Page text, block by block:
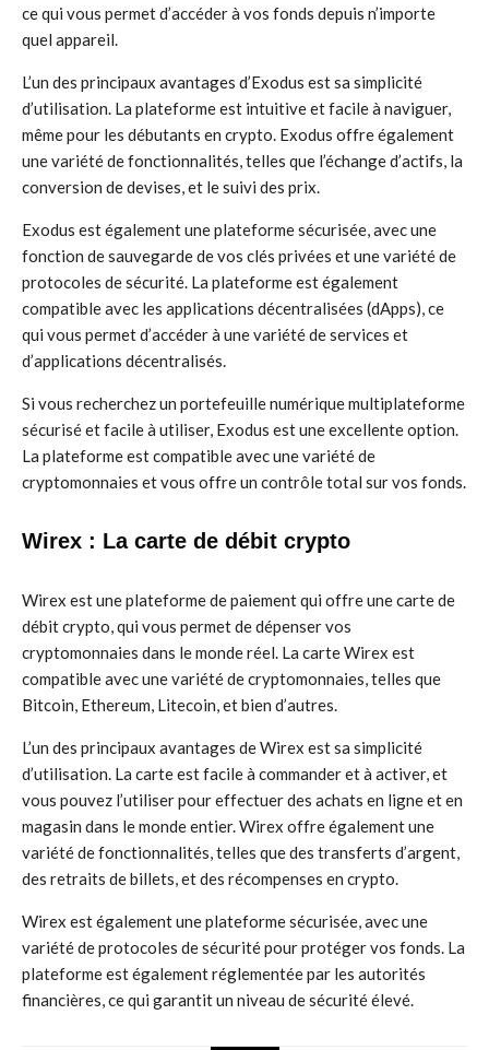
ce qui vous permet d’accéder à vos fonds depuis n’importe
quel appareil.
L’un des principaux avantages d’Exodus est sa simplicité
d’utilisation. La plateforme est intuitive et facile à naviguer,
même pour les débutants en crypto. Exodus offre également
une variété de fonctionnalités, telles que l’échange d’actifs, la
conversion de devises, et le suivi des prix.
Exodus est également une plateforme sécurisée, avec une
fonction de sauvegarde de vos clés privées et une variété de
protocoles de sécurité. La plateforme est également
compatible avec les applications décentralisées (dApps), ce
qui vous permet d’accéder à une variété de services et
d’applications décentralisés.
Si vous recherchez un portefeuille numérique multiplateforme
sécurisé et facile à utiliser, Exodus est une excellente option.
La plateforme est compatible avec une variété de
cryptomonnaies et vous offre un contrôle total sur vos fonds.
Wirex : La carte de débit crypto
Wirex est une plateforme de paiement qui offre une carte de
débit crypto, qui vous permet de dépenser vos
cryptomonnaies dans le monde réel. La carte Wirex est
compatible avec une variété de cryptomonnaies, telles que
Bitcoin, Ethereum, Litecoin, et bien d’autres.
L’un des principaux avantages de Wirex est sa simplicité
d’utilisation. La carte est facile à commander et à activer, et
vous pouvez l’utiliser pour effectuer des achats en ligne et en
magasin dans le monde entier. Wirex offre également une
variété de fonctionnalités, telles que des transferts d’argent,
des retraits de billets, et des récompenses en crypto.
Wirex est également une plateforme sécurisée, avec une
variété de protocoles de sécurité pour protéger vos fonds. La
plateforme est également réglementée par les autorités
financières, ce qui garantit un niveau de sécurité élevé.